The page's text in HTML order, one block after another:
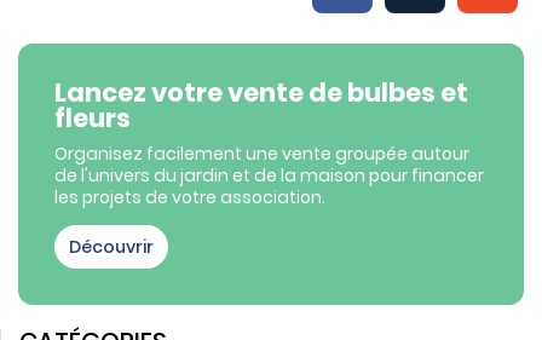
Lancez votre vente de bulbes et
fleurs
Organisez facilement une vente groupée autour
de l'univers du jardin et de la maison pour financer
les projets de votre association.
Découvrir